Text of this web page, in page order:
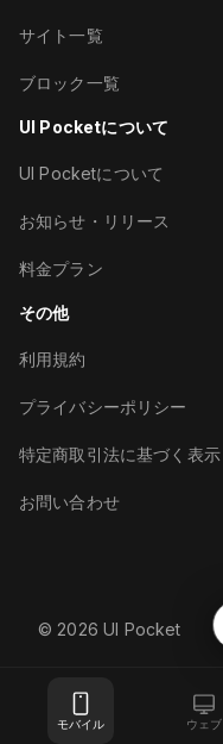
モバイル ウェブ
サイト一覧
ブロック一覧
UI Pocketについて
UI Pocketについて
お知らせ・リリース
料金プラン
その他
利用規約
プライバシーポリシー
特定商取引法に基づく表示
お問い合わせ
©︎ 2026 UI Pocket